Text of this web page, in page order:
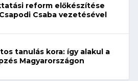
reform előkészítése
Csaba vezetésével
tanulás kora: így alakul a
Magyarországon